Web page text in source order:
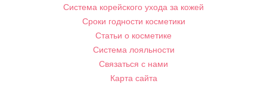
Система корейского ухода за кожей
Сроки годности косметики
Статьи о косметике
Система лояльности
Связаться с нами
Карта сайта